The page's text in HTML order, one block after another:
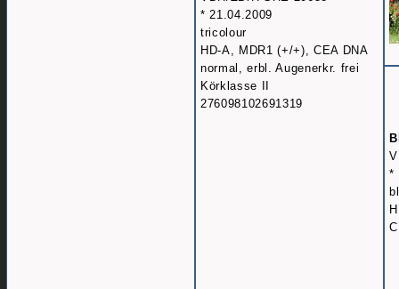
* 21.04.2009
tricolour
HD-A, MDR1 (+/+), CEA DNA
normal, erbl. Augenerkr. frei
Körklasse II
276098102691319
*